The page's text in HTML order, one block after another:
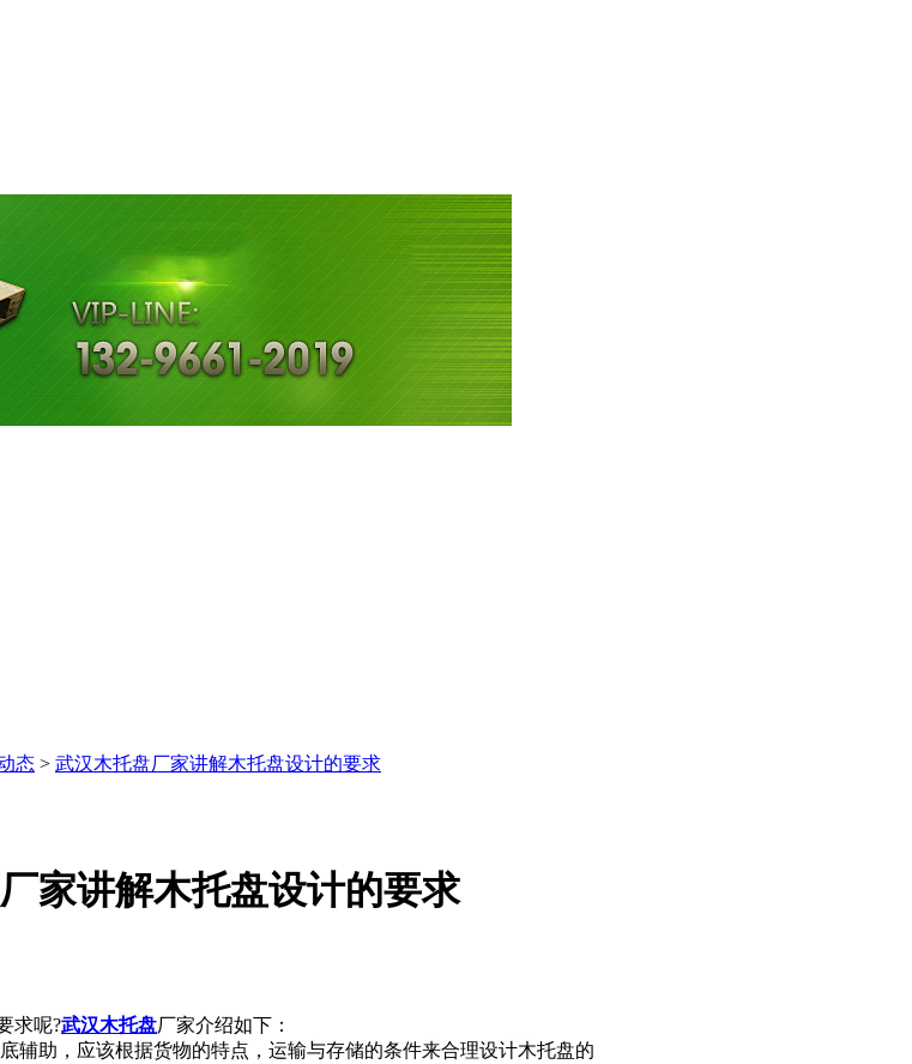
态 > 武汉木托盘厂家讲解木托盘设计的要求
家讲解木托盘设计的要求
求呢?武汉木托盘厂家介绍如下：
辅助，应该根据货物的特点，运输与存储的条件来合理设计木托盘的